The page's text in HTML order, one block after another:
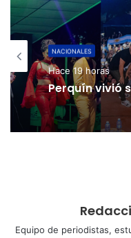
NACIONALES
Hace 19 horas
Perquín vivió
Equipo de periodistas,